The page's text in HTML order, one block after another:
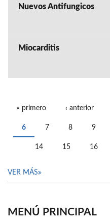
Nuevos Antifungicos
Miocarditis
« primero ‹ anterior
6 7 8 9
14 15 16
VER MÁS
MENÚ PRINCIPAL